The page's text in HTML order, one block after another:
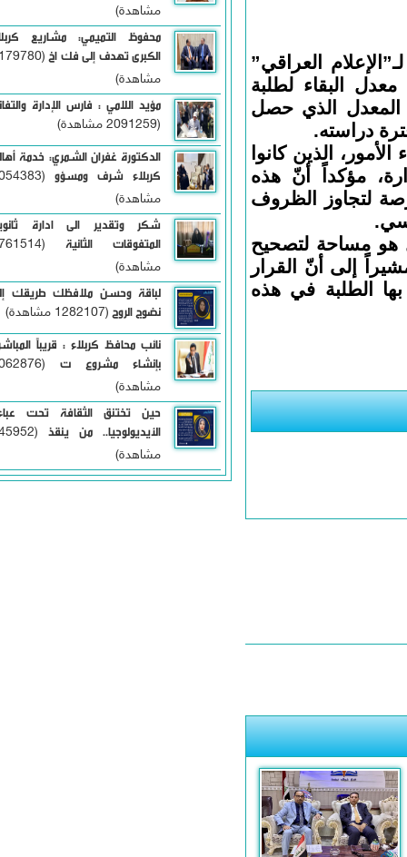
العراقي”
البقاء لطلبة
الذي حصل
دراسته.
الذين كانوا
مؤكداً أنّ هذه
الظروف
مساحة لتصحيح
إلى أنّ القرار
الطلبة في هذه
مشاهدة)
محفوظ التميمي: مشاريع كربلاء
الكبرى تهدف إلى فك اخ (2179780
مشاهدة)
مؤيد اللامي : فارس الإدارة والتفاني
(2091259 مشاهدة)
الدكتورة غفران الشمري: خدمة أهالي
كربلاء شرف ومسؤو (2054383
مشاهدة)
شكر وتقدير الى ادارة ثانوية
المتفوقات الثانية (1761514
مشاهدة)
لباقة وحسن ملافظك طريقك إلى
نضوج الروح(1282107 مشاهدة)
نائب محافظ كربلاء : قريباً المباشرة
بإنشاء مشروع ت
(1062876
مشاهدة)
حين تختنق الثقافة تحت عباءة
الأيديولوجيا.. من ينقذ (345952
مشاهدة)